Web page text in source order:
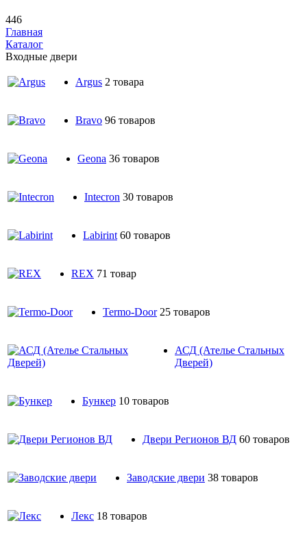
446
Главная
Каталог
Входные двери
Argus 2 товара
Bravo 96 товаров
Geona 36 товаров
Intecron 30 товаров
Labirint 60 товаров
REX 71 товар
Termo-Door 25 товаров
АСД (Ателье Стальных
Дверей)
Бункер 10 товаров
Двери Регионов ВД 60 товаров
Заводские двери 38 товаров
Лекс 18 товаров